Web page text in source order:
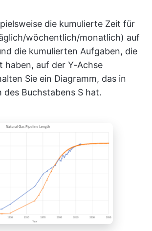
die kumulierte Zeit für
wöchentlich/monatlich) auf
die kumulierten Aufgaben, die
haben, auf der Y-Achse
Sie ein Diagramm, das in
des Buchstabens S hat.